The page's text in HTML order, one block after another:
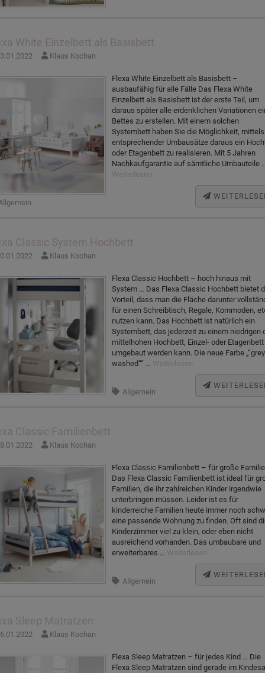
White Einzelbett als Basisbett
Klaus Kochan
Flexa White Einzelbett als Basisbett –
ausbaufähig für alle Fälle Das Flexa White
Einzelbett als Basisbett ist der erste Teil, um
daraus später alle erdenklichen Variationen
Bettes zu erstellen. Mit einem solchen
Systembett haben Sie die Möglichkeit, mittels
entsprechender Umbausätze daraus ein
oder Etagenbett zu realisieren. Mit 5 Jahren
Nachkaufgarantie auf sämtliche Umbauteile
Weiterlesen
Classic System Hochbett
Klaus Kochan
Flexa Classic Hochbett – hoch hinaus mit
System … Das Flexa Classic Hochbett bietet
Vorteil, dass man die Fläche darunter
für einen Schreibtisch, Regale, Kommoden,
nutzen kann. Das Hochbett ist natürlich ein
Systembett, das jederzeit zu einem niedrigen
mittelhohen Hochbett, Einzel- oder Etagenbett
umgebaut werden kann. Die neue Farbe „“grey
washed““ … Weiterlesen
Allgemein
Classic Familienbett
Klaus Kochan
Flexa Classic Familienbett – für große
Das Flexa Classic Familienbett ist ideal für
Familien, die ihr zahlreichen Kinder irgendwie
unterbringen müssen. Leider ist es für
kinderreiche Familien heute immer noch
eine passende Wohnung zu finden. Oft sind
Kinderzimmer viel zu klein, oder eben nicht
ausreichend vorhanden. Das umbaubare und
erweiterbares … Weiterlesen
Allgemein
Sleep Matratzen
Klaus Kochan
Flexa Sleep Matratzen – für jedes Kind … Die
Flexa Sleep Matratzen sind gerade im